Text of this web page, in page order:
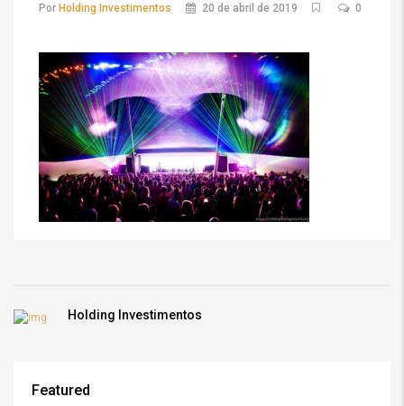
Por Holding Investimentos 20 de abril de 2019 0
Holding Investimentos
Featured